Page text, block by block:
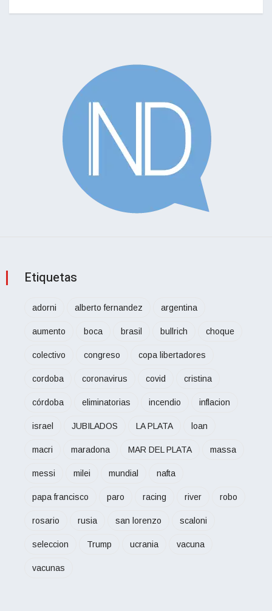
Etiquetas
adorni alberto fernandez argentina
aumento boca brasil bullrich choque
colectivo congreso copa libertadores
cordoba coronavirus covid cristina
córdoba eliminatorias incendio inflacion
israel JUBILADOS LA PLATA loan
macri maradona MAR DEL PLATA massa
messi milei mundial nafta
papa francisco paro racing river robo
rosario rusia san lorenzo scaloni
seleccion Trump ucrania vacuna
vacunas